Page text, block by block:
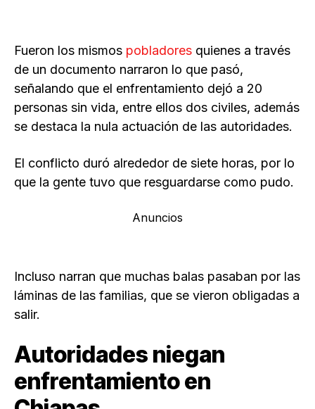
Fueron los mismos pobladores quienes a través
de un documento narraron lo que pasó,
señalando que el enfrentamiento dejó a 20
personas sin vida, entre ellos dos civiles, además
se destaca la nula actuación de las autoridades.
El conflicto duró alrededor de siete horas, por lo
que la gente tuvo que resguardarse como pudo.
Anuncios
Incluso narran que muchas balas pasaban por las
láminas de las familias, que se vieron obligadas a
salir.
Autoridades niegan
enfrentamiento en